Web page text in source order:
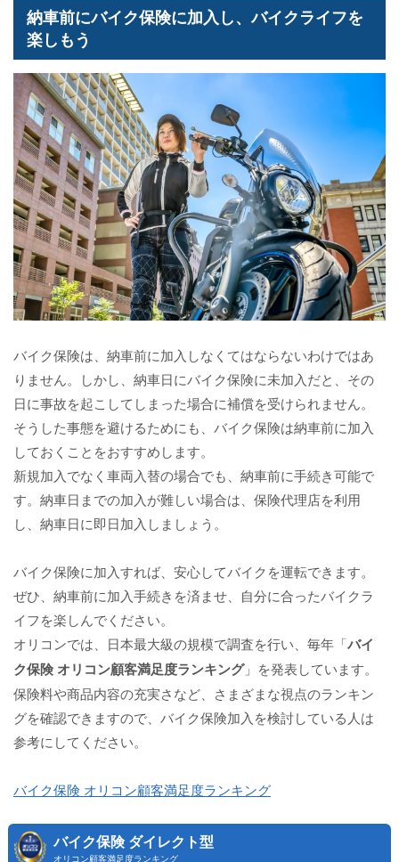
納車前にバイク保険に加入し、バイクライフを
楽しもう
バイク保険は、納車前に加入しなくてはならないわけではあ
りません。しかし、納車日にバイク保険に未加入だと、その
日に事故を起こしてしまった場合に補償を受けられません。
そうした事態を避けるためにも、バイク保険は納車前に加入
しておくことをおすすめします。
新規加入でなく車両入替の場合でも、納車前に手続き可能で
す。納車日までの加入が難しい場合は、保険代理店を利用
し、納車日に即日加入しましょう。
バイク保険に加入すれば、安心してバイクを運転できます。
ぜひ、納車前に加入手続きを済ませ、自分に合ったバイクラ
イフを楽しんでください。
オリコンでは、日本最大級の規模で調査を行い、毎年「バイ
ク保険 オリコン顧客満足度ランキング」を発表しています。
保険料や商品内容の充実さなど、さまざまな視点のランキン
グを確認できますので、バイク保険加入を検討している人は
参考にしてください。
バイク保険 オリコン顧客満足度ランキング
バイク保険 ダイレクト型
オリコン顧客満足度ランキング